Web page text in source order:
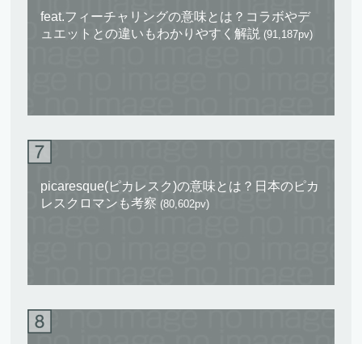
feat.フィーチャリングの意味とは？コラボやデ
ュエットとの違いもわかりやすく解説 (91,187pv)
picaresque(ピカレスク)の意味とは？日本のピカ
レスクロマンも考察 (80,602pv)